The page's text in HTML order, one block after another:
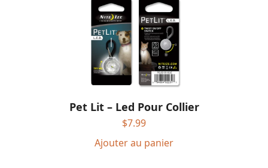
Pet Lit – Led Pour Collier
$7.99
Ajouter au panier